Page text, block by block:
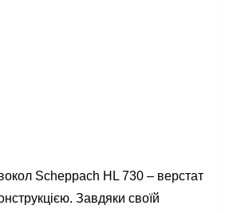
Scheppach HL 730 – верстат
Завдяки своїй